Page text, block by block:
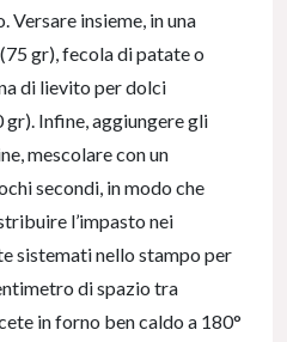
Versare insieme, in una
gr), fecola di patate o
di lievito per dolci
Infine, aggiungere gli
mescolare con un
secondi, in modo che
l’impasto nei
sistemati nello stampo per
di spazio tra
in forno ben caldo a 180°